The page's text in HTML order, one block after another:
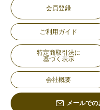
会員登録
ご利用ガイド
特定商取引法に
基づく表示
会社概要
メールで